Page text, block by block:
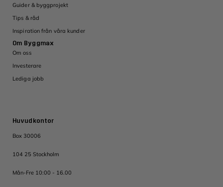
Huvudkontor
Box 30006
104 25 Stockholm
Mån-Fre 10:00 - 16.00
Guider & byggprojekt
Tips & råd
Inspiration från våra kunder
Om Byggmax
Om oss
Investerare
Lediga jobb